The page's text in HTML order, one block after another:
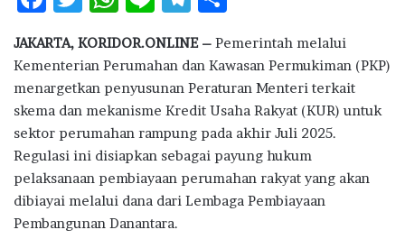
e
b
o
o
k
it
te
r
at
s
A
p
p
e e
g
ra
m
ar
e
JAKARTA, KORIDOR.ONLINE – Pemerintah melalui
Kementerian Perumahan dan Kawasan Permukiman (PKP)
menargetkan penyusunan Peraturan Menteri terkait
skema dan mekanisme Kredit Usaha Rakyat (KUR) untuk
sektor perumahan rampung pada akhir Juli 2025.
Regulasi ini disiapkan sebagai payung hukum
pelaksanaan pembiayaan perumahan rakyat yang akan
dibiayai melalui dana dari Lembaga Pembiayaan
Pembangunan Danantara.